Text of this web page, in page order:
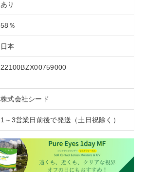
あり
58％
日本
22100BZX00759000
株式会社シード
1～3営業日前後で発送（土日祝除く）